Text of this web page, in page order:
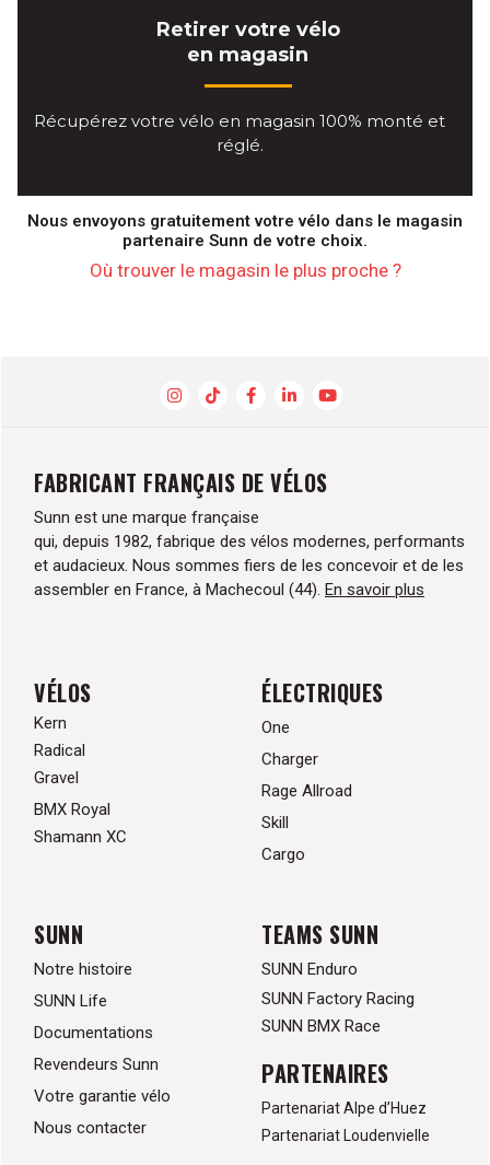
Retirer votre vélo
en magasin
Récupérez votre vélo en magasin 100% monté et
réglé.
Nous envoyons gratuitement votre vélo dans le magasin
partenaire Sunn de votre choix.
Où trouver le magasin le plus proche ?
FABRICANT FRANÇAIS DE VÉLOS
Sunn est une marque française
qui, depuis 1982, fabrique des vélos modernes, performants
et audacieux. Nous sommes fiers de les concevoir et de les
assembler en France, à Machecoul (44). En savoir plus
VÉLOS
Kern
Radical
Gravel
BMX Royal
Shamann XC
ÉLECTRIQUES
One
Charger
Rage Allroad
Skill
Cargo
SUNN
Notre histoire
SUNN Life
Documentations
Revendeurs Sunn
Votre garantie vélo
Nous contacter
TEAMS SUNN
SUNN Enduro
SUNN Factory Racing
SUNN BMX Race
PARTENAIRES
Partenariat Alpe d’Huez
Partenariat Loudenvielle